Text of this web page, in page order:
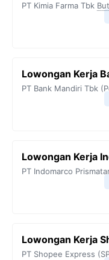
PT Kimia Farma Tbk
Lowongan Kerja
PT Bank Mandiri Tbk
Lowongan Kerja
PT Indomarco
Lowongan Kerja
PT Shopee Express